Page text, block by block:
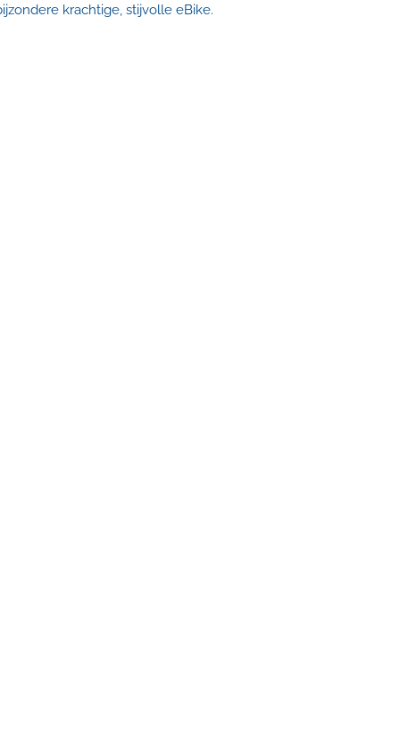
krachtige, stijvolle eBike.